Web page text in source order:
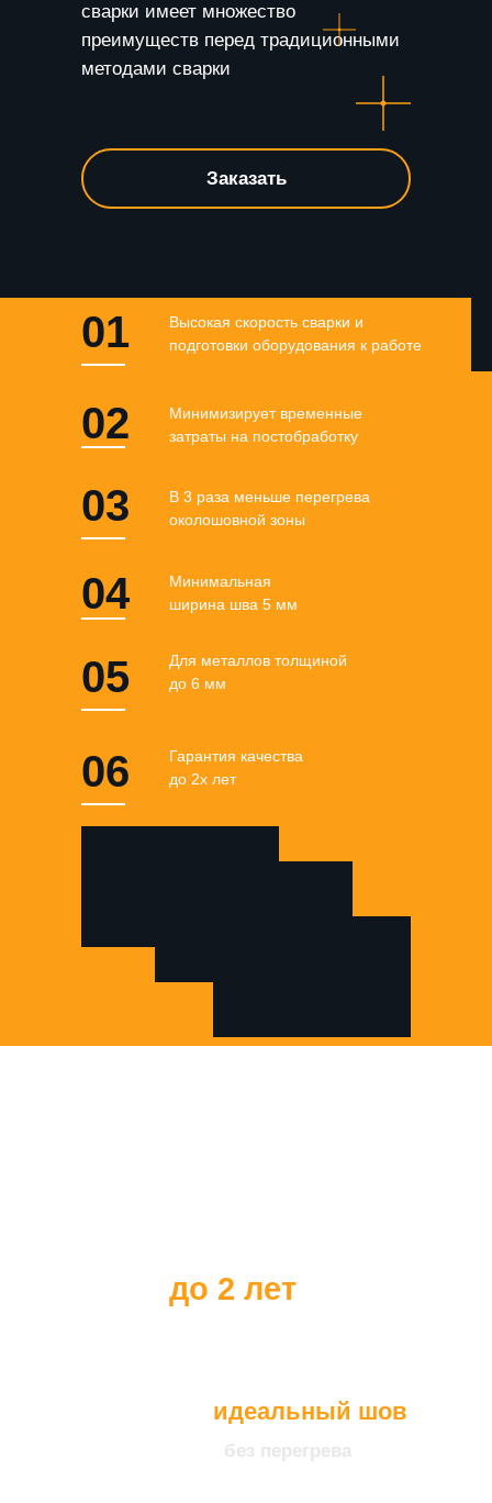
сварки имеет множество
преимуществ перед традиционными
методами сварки
Минимальная
ширина шва 5 мм
Высокая скорость сварки и
подготовки оборудования к работе
Минимизирует временные
затраты на постобработку
Для металлов толщиной
до 6 мм
В 3 раза меньше перегрева
околошовной зоны
Гарантия качества
до 2х лет
Заказать
01
02
04
05
03
06
идеальный шов
до 2 лет